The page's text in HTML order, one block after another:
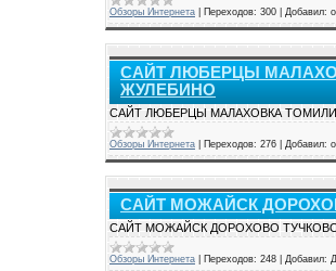
Обзоры Интернета Переходов: 300 Добавил:
САЙТ ЛЮБЕРЦЫ
ЖУЛЕБИНО
САЙТ ЛЮБЕРЦЫ МАЛАХОВКА
Обзоры Интернета Переходов: 276 Добавил:
САЙТ МОЖАЙСК
САЙТ МОЖАЙСК ДОРОХОВО
Обзоры Интернета Переходов: 248 Добавил: